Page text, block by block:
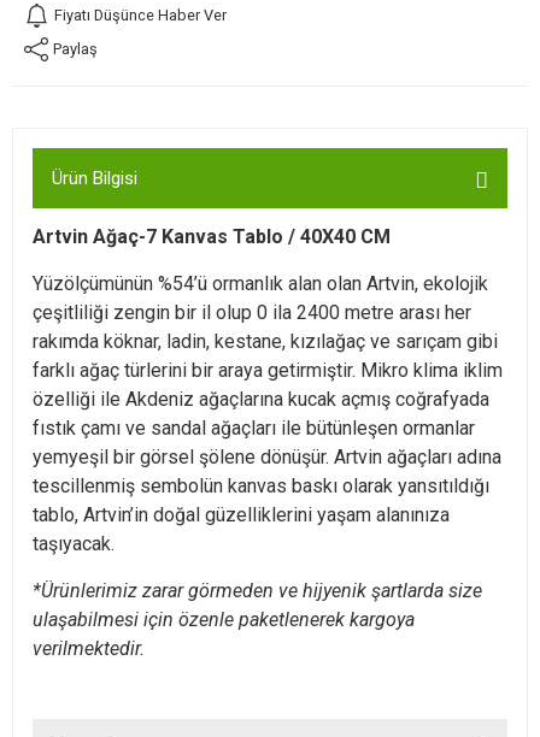
Fiyatı Düşünce Haber Ver
Paylaş
Ürün Bilgisi
Artvin Ağaç-7 Kanvas Tablo / 40X40 CM
Yüzölçümünün %54’ü ormanlık alan olan Artvin, ekolojik
çeşitliliği zengin bir il olup 0 ila 2400 metre arası her
rakımda köknar, ladin, kestane, kızılağaç ve sarıçam gibi
farklı ağaç türlerini bir araya getirmiştir. Mikro klima iklim
özelliği ile Akdeniz ağaçlarına kucak açmış coğrafyada
fıstık çamı ve sandal ağaçları ile bütünleşen ormanlar
yemyeşil bir görsel şölene dönüşür. Artvin ağaçları adına
tescillenmiş sembolün kanvas baskı olarak yansıtıldığı
tablo, Artvin’in doğal güzelliklerini yaşam alanınıza
taşıyacak.
*Ürünlerimiz zarar görmeden ve hijyenik şartlarda size
ulaşabilmesi için özenle paketlenerek kargoya
verilmektedir.